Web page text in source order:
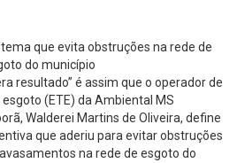
que evita obstruções na rede de
do município
resultado” é assim que o operador de
(ETE) da Ambiental MS
Walderei Martins de Oliveira, define
que aderiu para evitar obstruções
na rede de esgoto do